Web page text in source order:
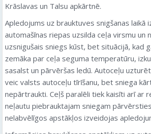
Krāslavas un Talsu apkārtnē.
Apledojums uz brauktuves snigšanas laikā
automašīnas riepas uzsilda ceļa virsmu un
uzsnigušais sniegs kūst, bet situācijā, kad
zemāka par ceļa seguma temperatūru,
sasalst un pārvēršas ledū. Autoceļu
veic valsts autoceļu tīrīšanu, bet sniega
nepārtraukti. Ceļš paralēli tiek kaisīti arī ar
neļautu piebrauktajam sniegam
nelabvēlīgos apstākļos izveidojas